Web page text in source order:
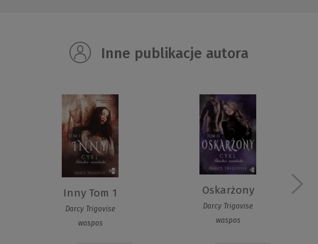
Inne publikacje autora
Inny Tom 1
Darcy Trigovise
waspos
Oskarżony
Darcy Trigovise
waspos